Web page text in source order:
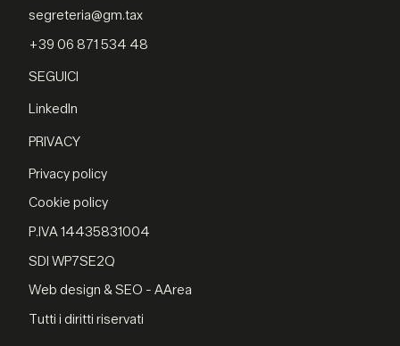
segreteria@gm.tax
+39 06 871 534 48
SEGUICI
LinkedIn
PRIVACY
Privacy policy
Cookie policy
P.IVA 14435831004
SDI WP7SE2Q
Web design & SEO - AArea
Tutti i diritti riservati